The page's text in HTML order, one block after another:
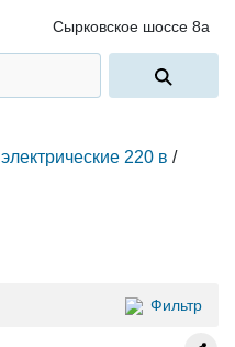
Сырковское шоссе 8а
220 в /
Фильтр